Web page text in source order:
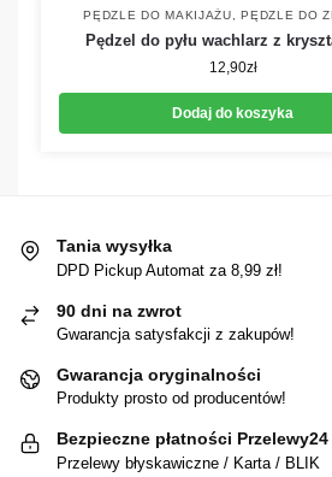
PĘDZLE DO MAKIJAŻU,PĘDZLE DO
Pędzel do pyłu wachlarz z
12,90zł
Dodaj do koszyka
Tania wysyłka
DPD Pickup Automat za 8,99 zł!
90 dni na zwrot
Gwarancja satysfakcji z zakupów!
Gwarancja oryginalności
Produkty prosto od producentów!
Bezpieczne płatności Przelewy24
Przelewy błyskawiczne / Karta / BLIK